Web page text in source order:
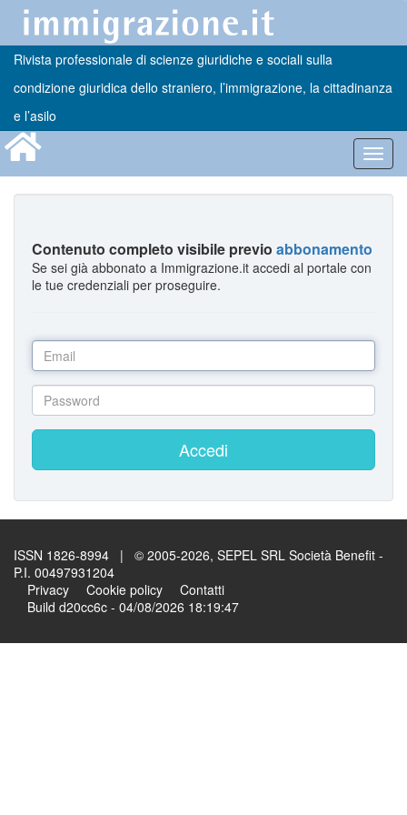
Rivista professionale di scienze giuridiche e sociali sulla
condizione giuridica dello straniero, l’immigrazione, la cittadinanza
e l’asilo
Contenuto completo visibile previo abbonamento
Se sei già abbonato a Immigrazione.it accedi al portale con
le tue credenziali per proseguire.
Accedi
ISSN 1826-8994 | © 2005-2026, SEPEL SRL Società Benefit -
P.I. 00497931204
Privacy
Cookie policy
Contatti
Build d20cc6c - 04/08/2026 18:19:47